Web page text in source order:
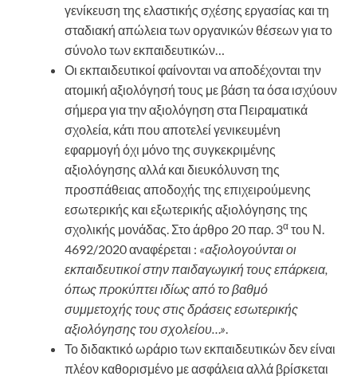
γενίκευση της ελαστικής σχέσης εργασίας και τη
σταδιακή απώλεια των οργανικών θέσεων για το
σύνολο των εκπαιδευτικών…
Οι εκπαιδευτικοί φαίνονται να αποδέχονται την
ατομική αξιολόγησή τους με βάση τα όσα ισχύουν
σήμερα για την αξιολόγηση στα Πειραματικά
σχολεία, κάτι που αποτελεί γενικευμένη
εφαρμογή όχι μόνο της συγκεκριμένης
αξιολόγησης αλλά και διευκόλυνση της
προσπάθειας αποδοχής της επιχειρούμενης
εσωτερικής και εξωτερικής αξιολόγησης της
σχολικής μονάδας. Στο άρθρο 20 παρ. 3α του Ν.
4692/2020 αναφέρεται : «αξιολογούνται οι
εκπαιδευτικοί στην παιδαγωγική τους επάρκεια,
όπως προκύπτει ιδίως από το βαθμό
συμμετοχής τους στις δράσεις εσωτερικής
αξιολόγησης του σχολείου…».
Το διδακτικό ωράριο των εκπαιδευτικών δεν είναι
πλέον καθορισμένο με ασφάλεια αλλά βρίσκεται